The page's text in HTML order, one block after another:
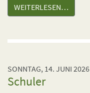
WEITERLESEN…
SONNTAG, 14. JUNI 2026
Schuler